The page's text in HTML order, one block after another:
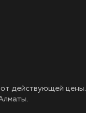
от действующей цены.